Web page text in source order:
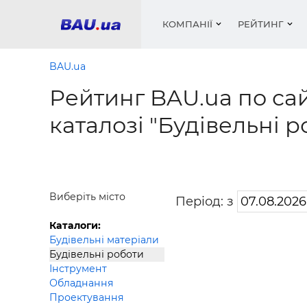
КОМПАНІЇ
Вікна
РЕЙТИНГ
Труби,
Сипучі
BAU.ua
Рейтинг BAU.ua по
каталозі "Будівельні
Виберіть місто
Каталоги:
Будівельні матеріали
Будівельні роботи
Інструмент
Обладнання
Проектування
Період: з